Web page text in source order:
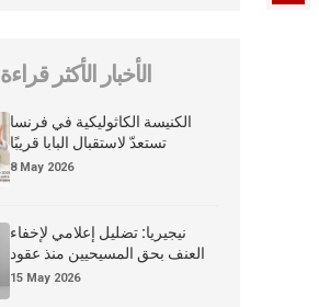
الأخبار الأكثر قراءة
الكنيسة الكاثوليكية في فرنسا
تستعدّ لاستقبال البابا قريبًا
8 May 2026
نيجيريا: تضليل إعلامي لإخفاء
العنف بحق المسيحيين منذ عقود
15 May 2026